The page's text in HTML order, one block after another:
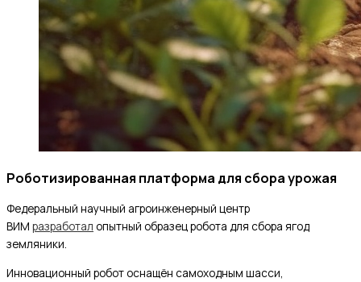
Роботизированная платформа для сбора урожая
Федеральный научный агроинженерный центр
ВИМ разработал опытный образец робота для сбора ягод
земляники.
Инновационный робот оснащён самоходным шасси,